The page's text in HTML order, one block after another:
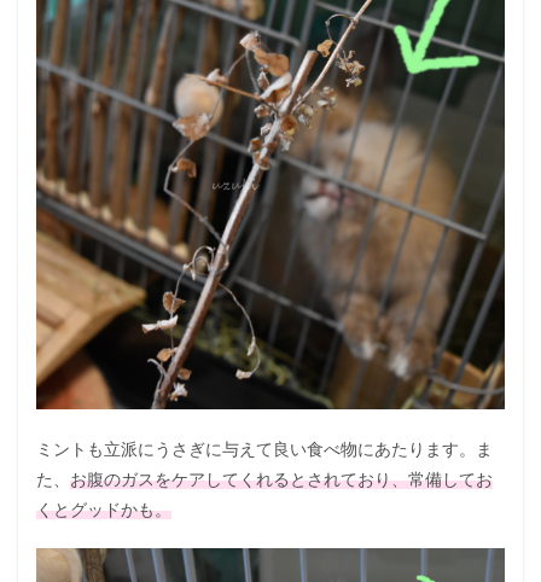
ミントも立派にうさぎに与えて良い食べ物にあたります。ま
た、 お腹のガスをケアしてくれるとされており、常備してお
くとグッドかも。